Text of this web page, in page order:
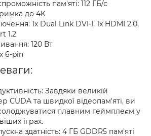
пам'яті: 112 ГБ/с
до 4K
1x Dual Link DVI-I, 1x HDMI 2.0,
1.2
120 Вт
6-pin
Завдяки великій
CUDA та швидкої відеопам'яті, ви
плавним геймплеєм у
іграх.
здатність: 4 ГБ GDDR5 пам'яті